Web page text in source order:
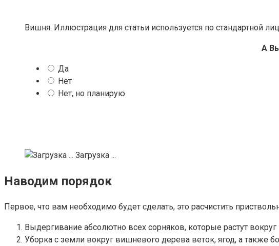
Вишня. Иллюстрация для статьи используется по стандартной
А
Да
Нет
Нет, но планирую
Загрузка ...
Наводим порядок
Первое, что вам необходимо будет сделать, это расчистить
Выдергивание абсолютно всех сорняков, которые растут
Уборка с земли вокруг вишневого дерева веток, ягод, а также